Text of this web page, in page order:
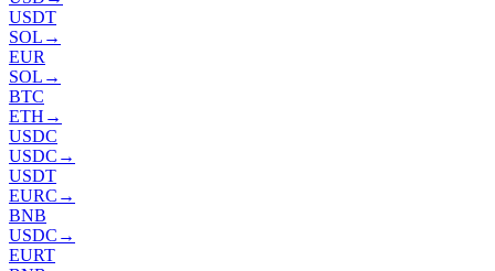
USDT
SOL →
EUR
SOL →
BTC
ETH →
USDC
USDC →
USDT
EURC →
BNB
USDC →
EURT